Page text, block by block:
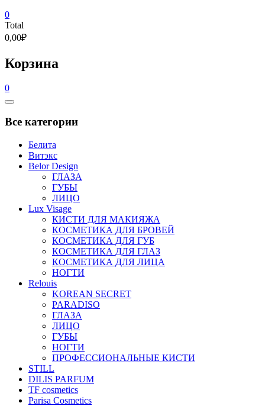
0
Total
0,00₽
Корзина
0
Catalog
Все категории
Белита
Витэкс
Belor Design
ГЛАЗА
ГУБЫ
ЛИЦО
Lux Visage
КИСТИ ДЛЯ МАКИЯЖА
КОСМЕТИКА ДЛЯ БРОВЕЙ
КОСМЕТИКА ДЛЯ ГУБ
КОСМЕТИКА ДЛЯ ГЛАЗ
КОСМЕТИКА ДЛЯ ЛИЦА
НОГТИ
Relouis
KOREAN SECRET
PARADISO
ГЛАЗА
ЛИЦО
ГУБЫ
НОГТИ
ПРОФЕССИОНАЛЬНЫЕ КИСТИ
STILL
DILIS PARFUM
TF cosmetics
Parisa Cosmetics